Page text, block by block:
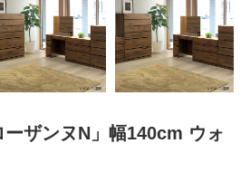
ーザンヌN」幅140cm ウォ